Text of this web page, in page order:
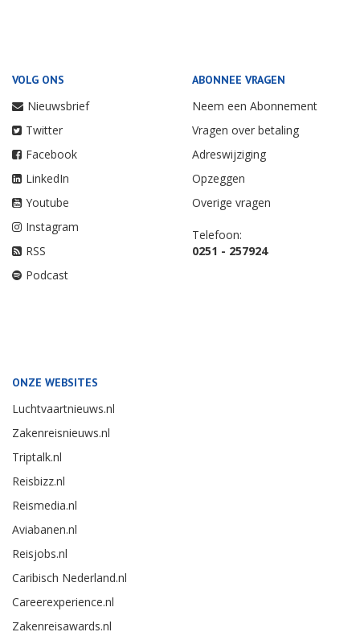
VOLG ONS
Nieuwsbrief
Twitter
Facebook
LinkedIn
Youtube
Instagram
RSS
Podcast
ABONNEE VRAGEN
Neem een Abonnement
Vragen over betaling
Adreswijziging
Opzeggen
Overige vragen
Telefoon:
0251 - 257924
ONZE WEBSITES
Luchtvaartnieuws.nl
Zakenreisnieuws.nl
Triptalk.nl
Reisbizz.nl
Reismedia.nl
Aviabanen.nl
Reisjobs.nl
Caribisch Nederland.nl
Careerexperience.nl
Zakenreisawards.nl